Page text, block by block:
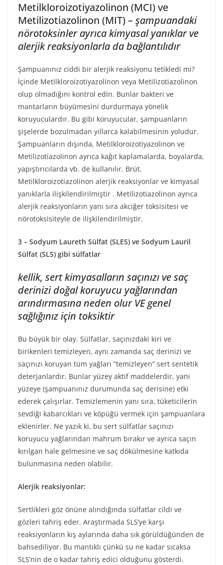
Metilkloroizotiyazolinon (MCI) ve
Metilizotiazolinon (MIT) –şampuandaki
nörotoksinler ayrıca kimyasal yanıklar ve
alerjik reaksiyonlarla da bağlantılıdır
Şampuanınız ciddi bir alerjik reaksiyonu tetikledi mi?
İçinde Metilkloroizotiyazolinon veya Metilizotiazolinon
olup olmadığını kontrol edin. Bunlar bakteri ve
mantarların büyümesini durdurmaya yönelik
koruyuculardır. Bu gibi koruyucular, şampuanların
şişelerde bozulmadan yıllarca kalabilmesinin yoludur.
Şampuanların dışında, Metilkloroizotiyazolinon ve
Metilizotiazolinon ayrıca kağıt kaplamalarda, boyalarda,
yapıştırıcılarda vb. de kullanılır. Brüt.
Metilkloroizotiazolinon alerjik reaksiyonlar ve kimyasal
yanıklarla ilişkilendirilmiştir . Metilizotiazolinon ayrıca
alerjik reaksiyonların yanı sıra akciğer toksisitesi ve
nörotoksisiteyle de ilişkilendirilmiştir.
3 – Sodyum Laureth Sülfat (SLES) ve Sodyum Lauril
Sülfat (SLS) gibi sülfatlar
kellik, sert kimyasalların saçınızı ve saç
derinizi doğal koruyucu yağlarından
arındırmasına neden olur VE genel
sağlığınız için toksiktir
Bu büyük bir olay. Sülfatlar, saçınızdaki kiri ve
birikenleri temizleyen, aynı zamanda saç derinizi ve
saçınızı koruyan tüm yağları “temizleyen” sert sentetik
deterjanlardır. Bunlar yüzey aktif maddelerdir, yani
yüzeye (şampuanınız durumunda saç derisine) etki
ederek çalışırlar. Temizlemenin yanı sıra, tüketicilerin
sevdiği kabarcıkları ve köpüğü vermek için şampuanlara
eklenirler. Ne yazık ki, bu sert sülfatlar saçınızı
koruyucu yağlarından mahrum bırakır ve ayrıca saçın
kırılgan hale gelmesine ve saç dökülmesine katkıda
bulunmasına neden olabilir.
Alerjik reaksiyonlar:
Sertlikleri göz önüne alındığında sülfatlar cildi ve
gözleri tahriş eder. Araştırmada SLS’ye karşı
reaksiyonların kış aylarında daha sık görüldüğünden de
bahsediliyor. Bu mantıklı çünkü su ne kadar sıcaksa
SLS’nin de o kadar tahriş edici olduğunu gösterdi.